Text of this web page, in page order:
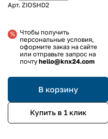
Арт. ZIOSHD2
Чтобы получить
персональные условия,
оформите заказ на сайте
или отправьте запрос на
почтуhello@knx24.com
В корзину
Купить в 1 клик